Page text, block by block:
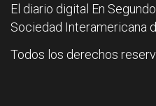
El diario digital En
Sociedad Interamericana
Todos los derechos